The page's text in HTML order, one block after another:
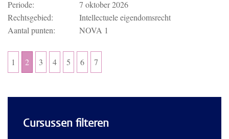
Periode:
7 oktober 2026
Rechtsgebied:
Intellectuele eigendomsrecht
Aantal punten:
NOVA 1
1 2 3 4 5 6 7
Cursussen filteren